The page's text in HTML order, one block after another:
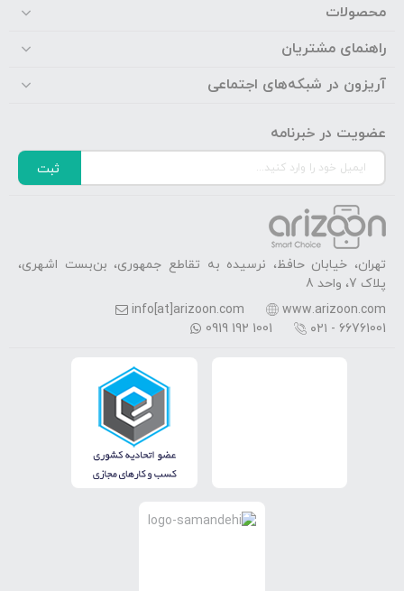
محصولات
راهنمای مشتریان
آریزون در شبکه‌های اجتماعی
عضویت در خبرنامه
ثبت
تهران، خیابان حافظ، نرسیده به تقاطع جمهوری، بن‌بست اشهری،
پلاک 7، واحد 8
www.arizoon.com
info[at]arizoon.com
۰۲۱ - 66761001
0919 192 1001